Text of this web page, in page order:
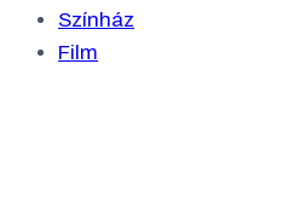
Színház
Film